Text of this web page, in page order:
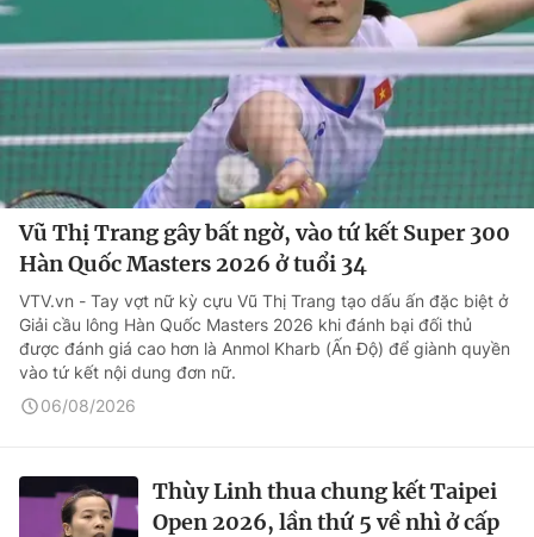
Vũ Thị Trang gây bất ngờ, vào tứ kết Super 300
Hàn Quốc Masters 2026 ở tuổi 34
VTV.vn - Tay vợt nữ kỳ cựu Vũ Thị Trang tạo dấu ấn đặc biệt ở
Giải cầu lông Hàn Quốc Masters 2026 khi đánh bại đối thủ
được đánh giá cao hơn là Anmol Kharb (Ấn Độ) để giành quyền
vào tứ kết nội dung đơn nữ.
06/08/2026
Thùy Linh thua chung kết Taipei
Open 2026, lần thứ 5 về nhì ở cấp